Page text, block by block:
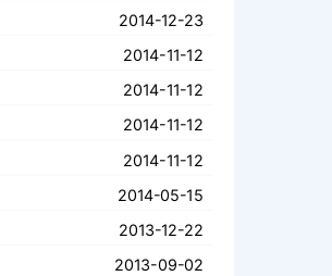
2014-12-23
2014-11-12
2014-11-12
2014-11-12
2014-11-12
2014-05-15
2013-12-22
2013-09-02